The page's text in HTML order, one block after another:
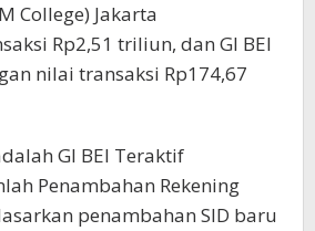
College) Jakarta
Rp2,51 triliun, dan GI BEI
nilai transaksi Rp174,67
GI BEI Teraktif
Penambahan Rekening
penambahan SID baru